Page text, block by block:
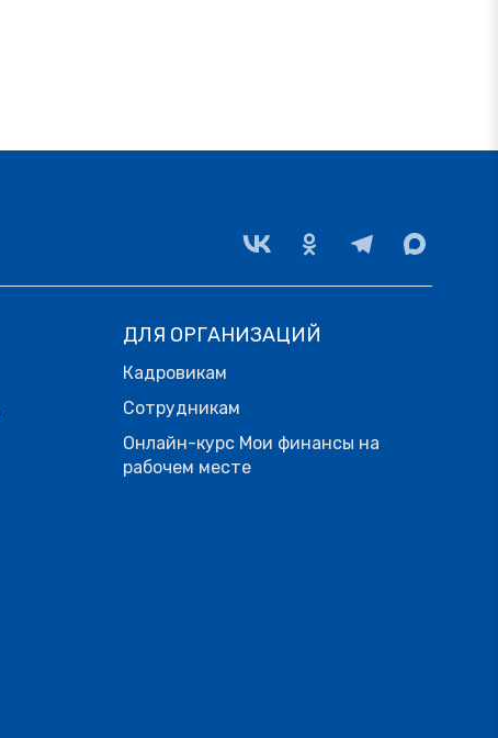
ДЛЯ ОРГАНИЗАЦИЙ
Кадровикам
Сотрудникам
Онлайн-курс Мои финансы на
рабочем месте